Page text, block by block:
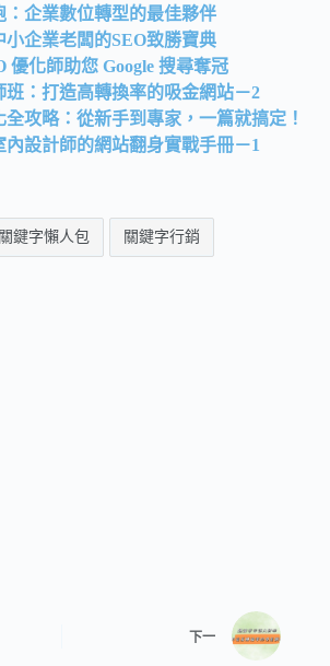
：企業數位轉型的最佳夥伴
小企業老闆的SEO致勝寶典
優化師助您 Google 搜尋奪冠
班：打造高轉換率的吸金網站－2
全攻略：從新手到專家，一篇就搞定！
內設計師的網站翻身實戰手冊－1
關鍵字懶人包 關鍵字行銷
下一